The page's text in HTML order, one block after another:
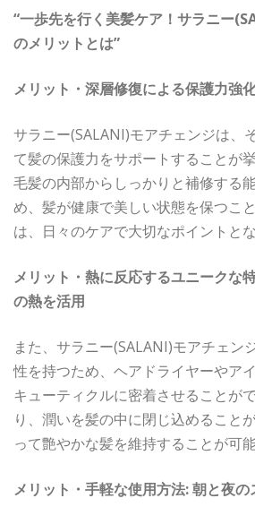
“一歩先を行く美髪ケア！サラニー
のメリットとは”
メリット・深層修復による保護力強
サラニー(SALANI)モアチェンジは、
て髪の保護力をサポートすることが
毛髪の内部からしっかりと補修する
め、髪が健康で美しい状態を保つこ
は、日々のケアで大切なポイントとな
メリット・熱に反応するユニークな
の熱を活用
また、サラニー(SALANI)モアチェン
性を持つため、ヘアドライヤーやア
キューティクルに密着させることが
り、潤いを髪の中に閉じ込めること
って艶やかな髪を維持することが可
メリット・手軽な使用方法: 朝と夜